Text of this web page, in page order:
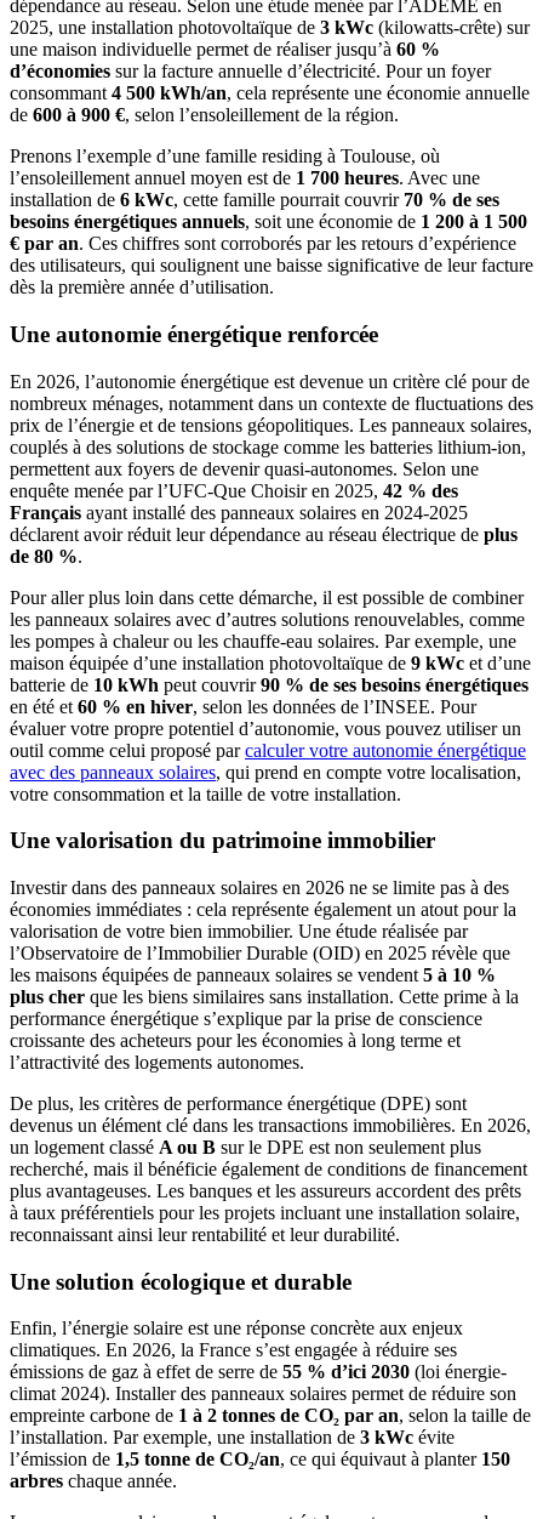
dépendance au réseau. Selon une étude menée par l’ADEME en
2025, une installation photovoltaïque de 3 kWc (kilowatts-crête) sur
une maison individuelle permet de réaliser jusqu’à 60 %
d’économies sur la facture annuelle d’électricité. Pour un foyer
consommant 4 500 kWh/an, cela représente une économie annuelle
de 600 à 900 €, selon l’ensoleillement de la région.
Prenons l’exemple d’une famille residing à Toulouse, où
l’ensoleillement annuel moyen est de 1 700 heures. Avec une
installation de 6 kWc, cette famille pourrait couvrir 70 % de ses
besoins énergétiques annuels, soit une économie de 1 200 à 1 500
€ par an. Ces chiffres sont corroborés par les retours d’expérience
des utilisateurs, qui soulignent une baisse significative de leur facture
dès la première année d’utilisation.
Une autonomie énergétique renforcée
En 2026, l’autonomie énergétique est devenue un critère clé pour de
nombreux ménages, notamment dans un contexte de fluctuations des
prix de l’énergie et de tensions géopolitiques. Les panneaux solaires,
couplés à des solutions de stockage comme les batteries lithium-ion,
permettent aux foyers de devenir quasi-autonomes. Selon une
enquête menée par l’UFC-Que Choisir en 2025, 42 % des
Français ayant installé des panneaux solaires en 2024-2025
déclarent avoir réduit leur dépendance au réseau électrique de plus
de 80 %.
Pour aller plus loin dans cette démarche, il est possible de combiner
les panneaux solaires avec d’autres solutions renouvelables, comme
les pompes à chaleur ou les chauffe-eau solaires. Par exemple, une
maison équipée d’une installation photovoltaïque de 9 kWc et d’une
batterie de 10 kWh peut couvrir90 % de ses besoins énergétiques
en été et 60 % en hiver, selon les données de l’INSEE. Pour
évaluer votre propre potentiel d’autonomie, vous pouvez utiliser un
outil comme celui proposé parcalculer votre autonomie énergétique
avec des panneaux solaires, qui prend en compte votre localisation,
votre consommation et la taille de votre installation.
Une valorisation du patrimoine immobilier
Investir dans des panneaux solaires en 2026 ne se limite pas à des
économies immédiates : cela représente également un atout pour la
valorisation de votre bien immobilier. Une étude réalisée par
l’Observatoire de l’Immobilier Durable (OID) en 2025 révèle que
les maisons équipées de panneaux solaires se vendent 5 à 10 %
plus cher que les biens similaires sans installation. Cette prime à la
performance énergétique s’explique par la prise de conscience
croissante des acheteurs pour les économies à long terme et
l’attractivité des logements autonomes.
De plus, les critères de performance énergétique (DPE) sont
devenus un élément clé dans les transactions immobilières. En 2026,
un logement classé A ou B sur le DPE est non seulement plus
recherché, mais il bénéficie également de conditions de financement
plus avantageuses. Les banques et les assureurs accordent des prêts
à taux préférentiels pour les projets incluant une installation solaire,
reconnaissant ainsi leur rentabilité et leur durabilité.
Une solution écologique et durable
Enfin, l’énergie solaire est une réponse concrète aux enjeux
climatiques. En 2026, la France s’est engagée à réduire ses
émissions de gaz à effet de serre de 55 % d’ici 2030 (loi énergie-
climat 2024). Installer des panneaux solaires permet de réduire son
empreinte carbone de 1 à 2 tonnes de CO₂ par an, selon la taille de
l’installation. Par exemple, une installation de 3 kWc évite
l’émission de 1,5 tonne de CO₂/an, ce qui équivaut à planter 150
arbres chaque année.